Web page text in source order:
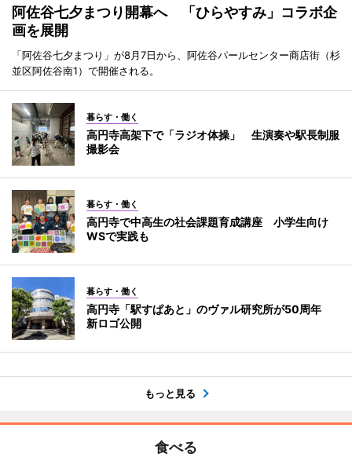
阿佐谷七夕まつり開幕へ 「ひらやすみ」コラボ企
画を展開
「阿佐谷七夕まつり」が8月7日から、阿佐谷パールセンター商店街（杉
並区阿佐谷南1）で開催される。
暮らす・働く
高円寺高架下で「ラジオ体操」 生演奏や駅長制服
撮影会
暮らす・働く
高円寺で中高生の社会課題育成講座 小学生向け
WSで実践も
暮らす・働く
高円寺「駅すぱあと」のヴァル研究所が50周年
新ロゴ公開
もっと見る
食べる